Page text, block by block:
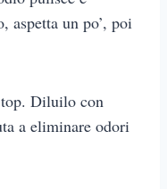
aspetta un po’, poi
top. Diluilo con
a eliminare odori